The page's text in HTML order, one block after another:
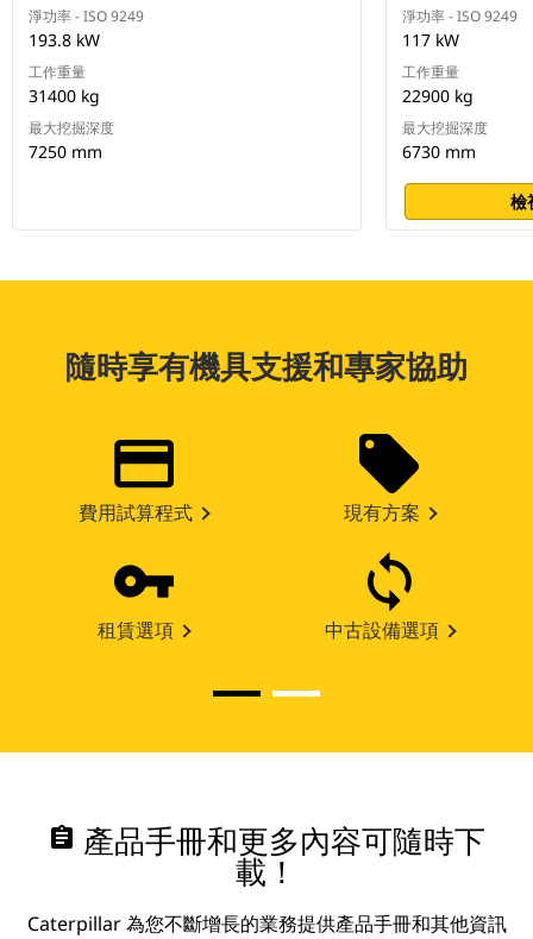
淨功率 - ISO 9249
193.8 kW
工作重量
31400 kg
最大挖掘深度
7250 mm
淨功率 - ISO 9249
117 kW
工作重量
22900 kg
最大挖掘深度
6730 mm
檢
隨時享有機具支援和專家協助
費用試算程式 現有方案
租賃選項 中古設備選項
assignment 產品手冊和更多內容可隨時下
載！
Caterpillar 為您不斷增長的業務提供產品手冊和其他資訊